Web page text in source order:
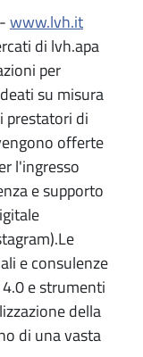
-www.lvh.it
di lvh.apa
per
su misura
prestatori di
offerte
l'ingresso
e supporto
e consulenze
e strumenti
della
di una vasta